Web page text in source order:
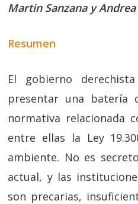
Martin Sanzana y
Resumen
El gobierno
presentar una batería
normativa relacionada
entre ellas la Ley
ambiente. No es
actual, y las
son precarias,